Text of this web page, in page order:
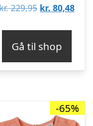
229,95 Den
var:
kr. 229,95.
kr. 80,48Den
kr.
Gå til shop
-65%